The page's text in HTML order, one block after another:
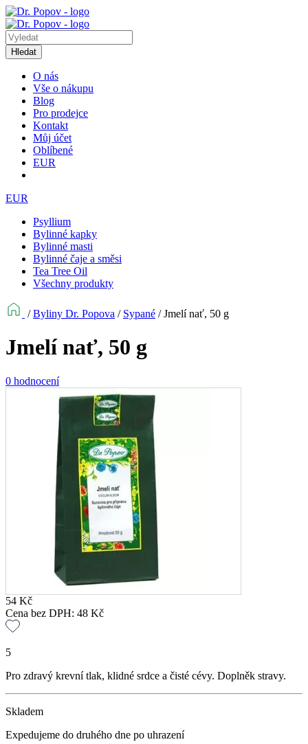
Hledat
O nás
Vše o nákupu
Blog
Pro prodejce
Kontakt
Můj účet
Oblíbené
EUR
EUR
Psyllium
Bylinné kapky
Bylinné masti
Bylinné čaje a směsi
Tea Tree Oil
Všechny produkty
/Byliny Dr. Popova / Sypané /Jmelí nať, 50 g
Jmelí nať, 50 g
0 hodnocení
54 Kč
Cena bez DPH: 48 Kč
5
Pro zdravý krevní tlak, klidné srdce a čisté cévy. Doplněk stravy.
Skladem
Expedujeme do druhého dne po uhrazení